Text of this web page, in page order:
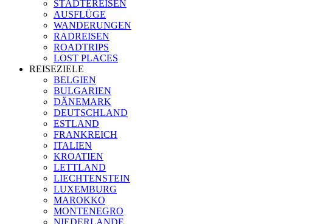
STÄDTEREISEN
AUSFLÜGE
WANDERUNGEN
RADREISEN
ROADTRIPS
LOST PLACES
REISEZIELE
BELGIEN
BULGARIEN
DÄNEMARK
DEUTSCHLAND
ESTLAND
FRANKREICH
ITALIEN
KROATIEN
LETTLAND
LIECHTENSTEIN
LUXEMBURG
MAROKKO
MONTENEGRO
NIEDERLANDE